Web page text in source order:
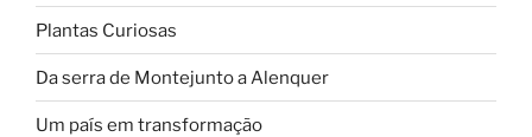
Plantas Curiosas
Da serra de Montejunto a Alenquer
Um país em transformação